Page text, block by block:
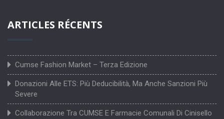
ARTICLES RÉCENTS
Cumse Fashion Market – Terza Edizione
Donazioni Alle ETS: Più Deducibilità, Ma Anche Sanzioni Più
Severe
Collaborazione Tra CUMSE E Farmacie Comunali Di Cinisello